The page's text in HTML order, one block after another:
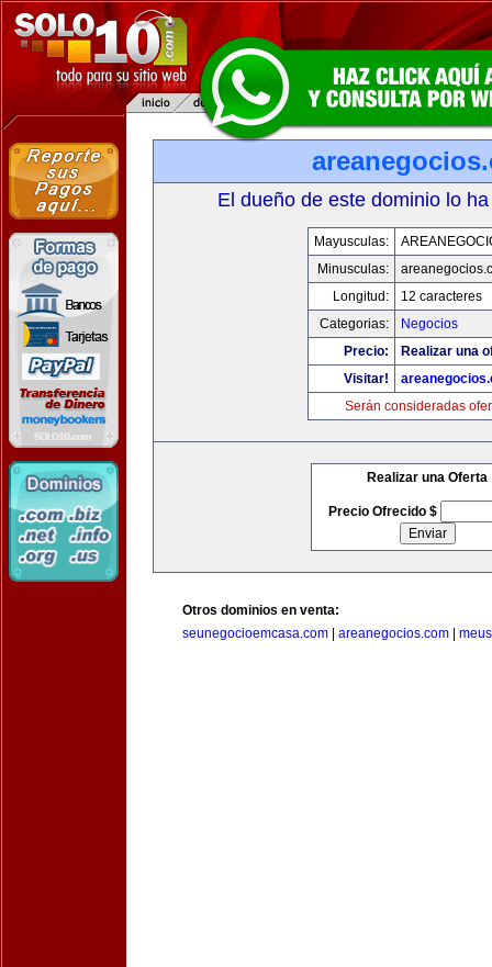
El dueño de este dominio lo
Mayusculas:
Minusculas:
Longitud:
12 caracteres
Categorias:
Negocios
Precio:
Realizar una
Visitar!
Serán consideradas
Realizar una Oferta
Precio Ofrecido $
Otros dominios en venta:
seunegocioemcasa.com
areanegocios.com